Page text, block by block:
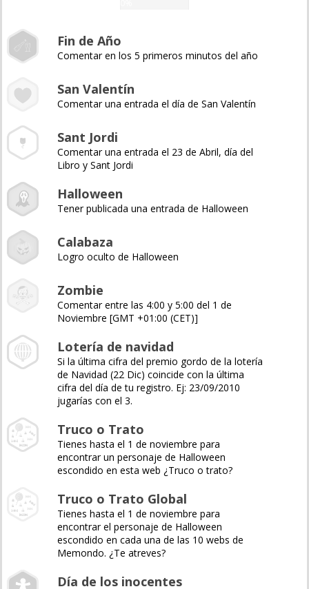
Fin de Año
Comentar en los 5 primeros minutos del año
San Valentín
Comentar una entrada el día de San Valentín
Sant Jordi
Comentar una entrada el 23 de Abril, día del
Libro y Sant Jordi
Halloween
Tener publicada una entrada de Halloween
Calabaza
Logro oculto de Halloween
Zombie
Comentar entre las 4:00 y 5:00 del 1 de
Noviembre [GMT +01:00 (CET)]
Lotería de navidad
Si la última cifra del premio gordo de la lotería
de Navidad (22 Dic) coincide con la última
cifra del día de tu registro. Ej: 23/09/2010
jugarías con el 3.
Truco o Trato
Tienes hasta el 1 de noviembre para
encontrar un personaje de Halloween
escondido en esta web ¿Truco o trato?
Truco o Trato Global
Tienes hasta el 1 de noviembre para
encontrar el personaje de Halloween
escondido en cada una de las 10 webs de
Memondo. ¿Te atreves?
Día de los inocentes